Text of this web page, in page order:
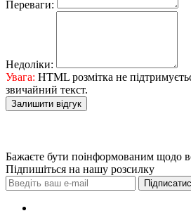
Переваги:
Недоліки:
Увага: HTML розмітка не
звичайний текст.
Залишити відгук
Бажаєте бути поінформованим щодо
Підпишіться на нашу розсилку